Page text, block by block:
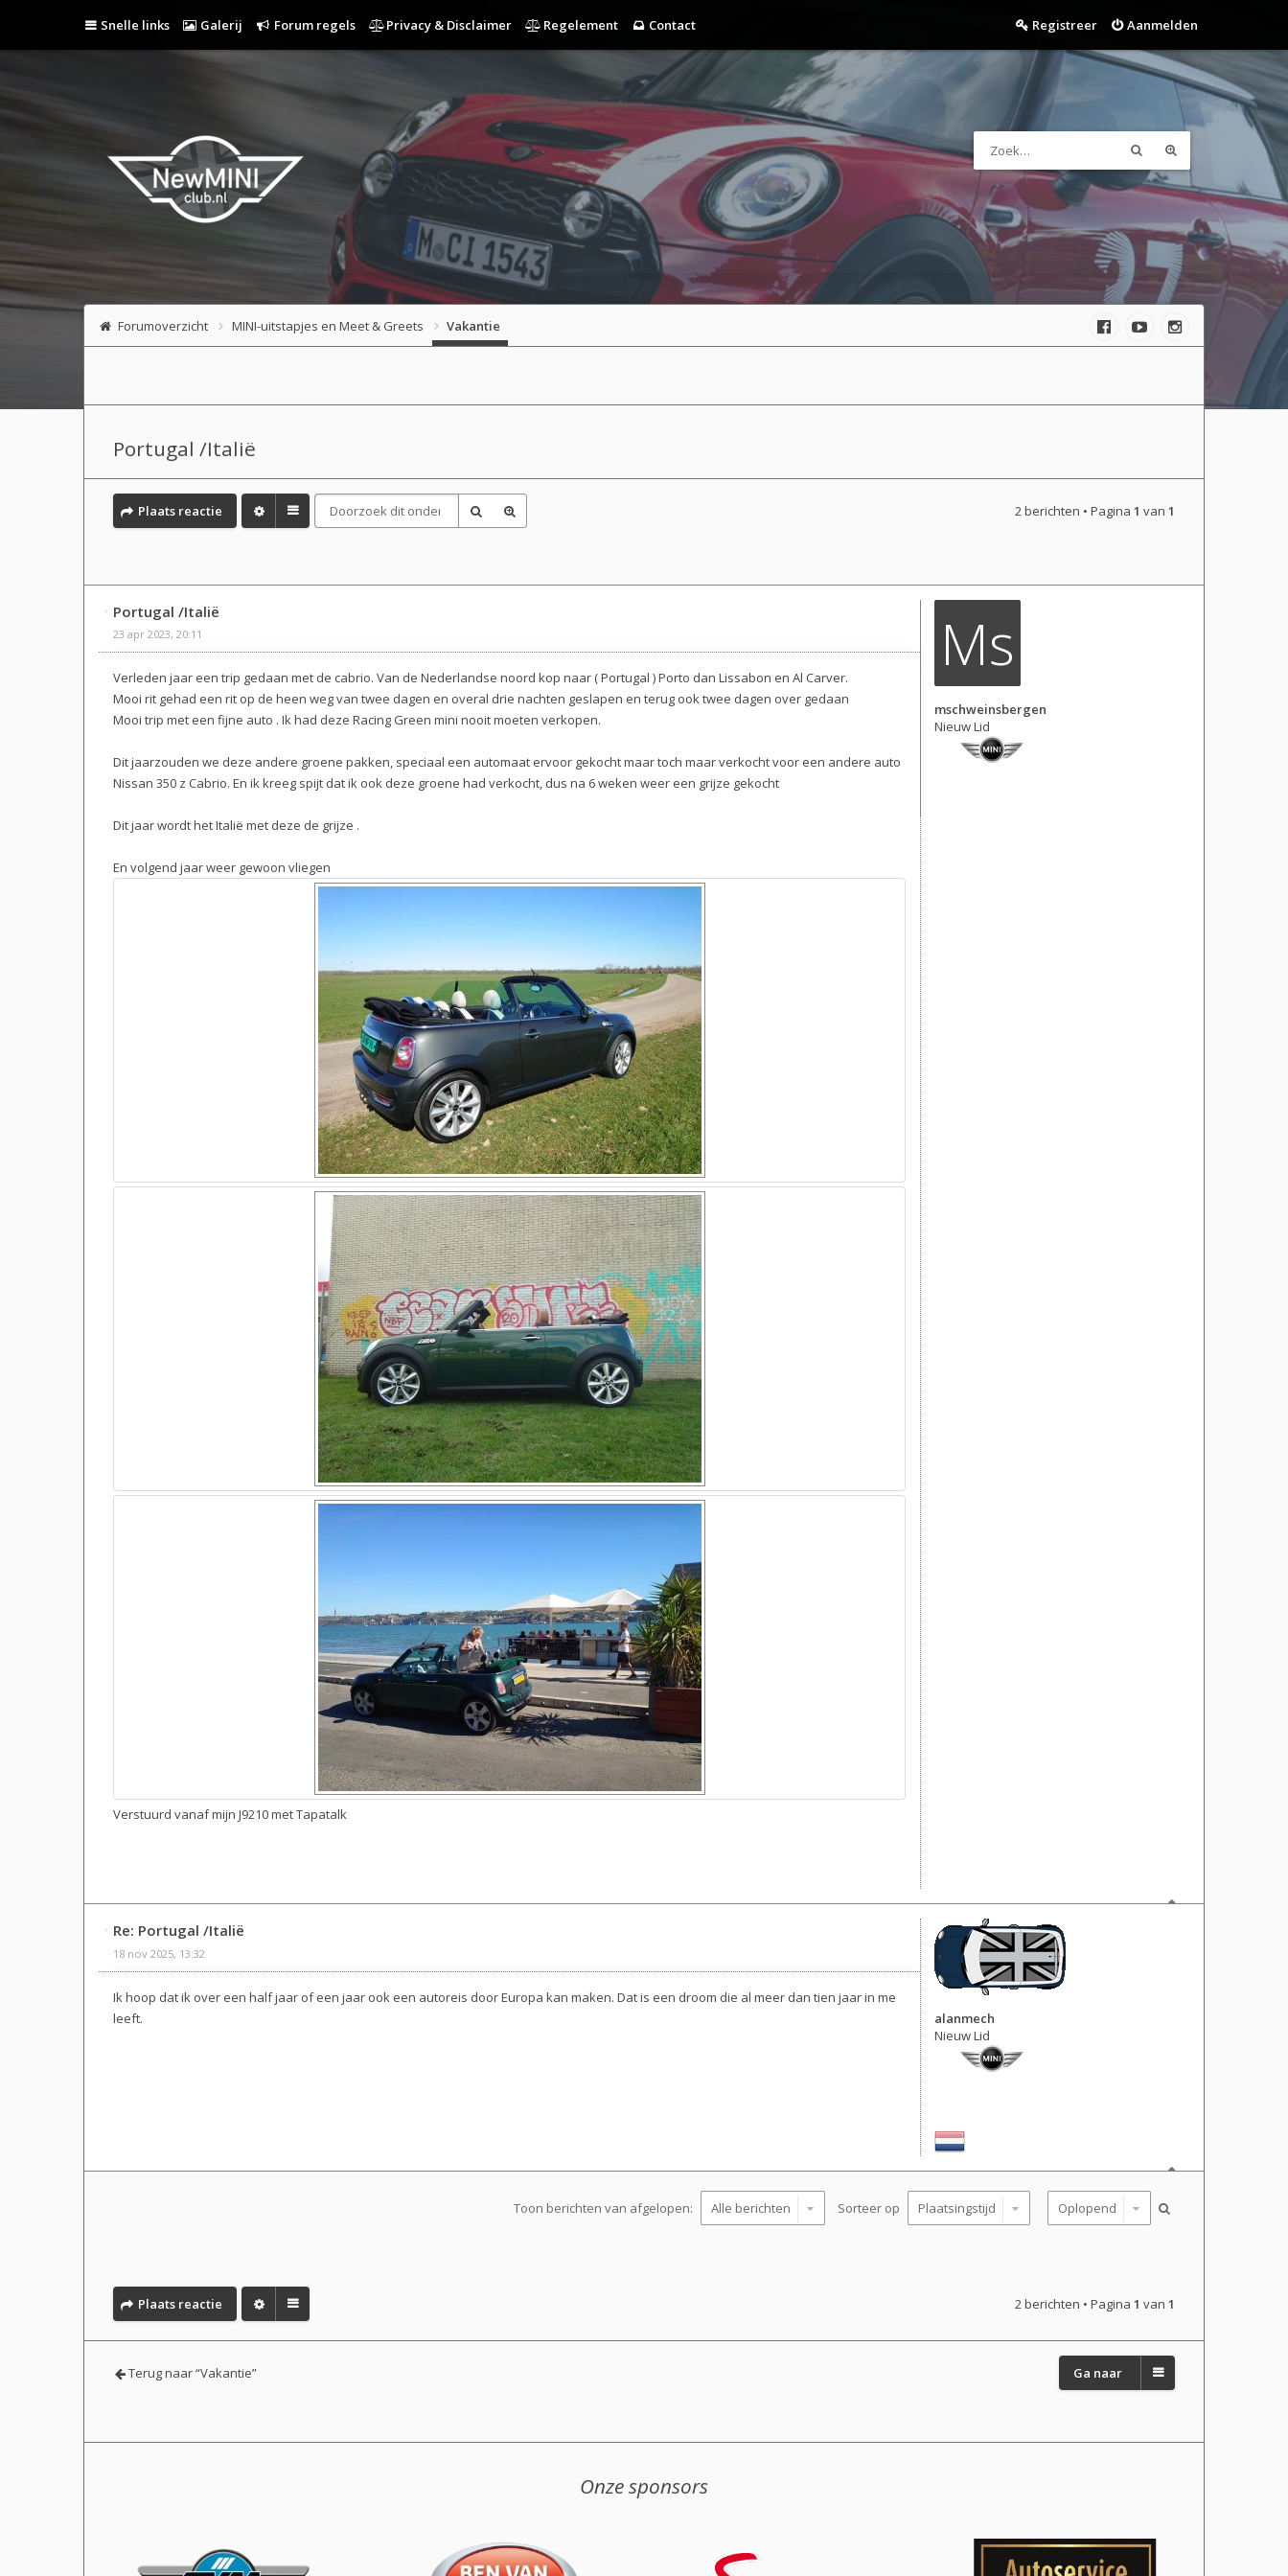
Snelle links Galerij Forum regels Privacy & Disclaimer Regelement Contact Aanmelden
Registreer
Forumoverzicht MINI-uitstapjes en Meet & Greets Vakantie
Portugal /Italië
Plaats reactie 2 berichten • Pagina 1 van 1
Ms
mschweinsbergen
Nieuw Lid
Portugal /Italië
23 apr 2023, 20:11
Verleden jaar een trip gedaan met de cabrio. Van de Nederlandse noord kop naar ( Portugal ) Porto dan Lissabon en Al Carver.
Mooi rit gehad een rit op de heen weg van twee dagen en overal drie nachten geslapen en terug ook twee dagen over gedaan
Mooi trip met een fijne auto . Ik had deze Racing Green mini nooit moeten verkopen.
Dit jaarzouden we deze andere groene pakken, speciaal een automaat ervoor gekocht maar toch maar verkocht voor een andere auto
Nissan 350 z Cabrio. En ik kreeg spijt dat ik ook deze groene had verkocht, dus na 6 weken weer een grijze gekocht
Dit jaar wordt het Italië met deze de grijze .
En volgend jaar weer gewoon vliegen
Verstuurd vanaf mijn J9210 met Tapatalk
alanmech
Nieuw Lid
Re: Portugal /Italië
18 nov 2025, 13:32
Ik hoop dat ik over een half jaar of een jaar ook een autoreis door Europa kan maken. Dat is een droom die al meer dan tien jaar in me
leeft.
Toon berichten van afgelopen: Sorteer op
Plaats reactie 2 berichten • Pagina 1 van 1
Terug naar “Vakantie” Ga naar
Onze sponsors